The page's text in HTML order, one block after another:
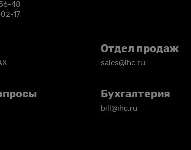
48
17
Отдел продаж
sales@ihc.ru
Бухгалтерия
bill@ihc.ru